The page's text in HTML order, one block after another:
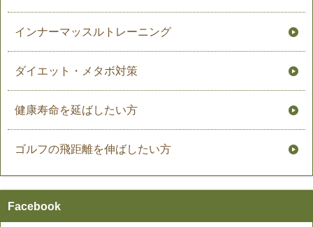
インナーマッスルトレーニング
ダイエット・メタボ対策
健康寿命を延ばしたい方
ゴルフの飛距離を伸ばしたい方
Facebook